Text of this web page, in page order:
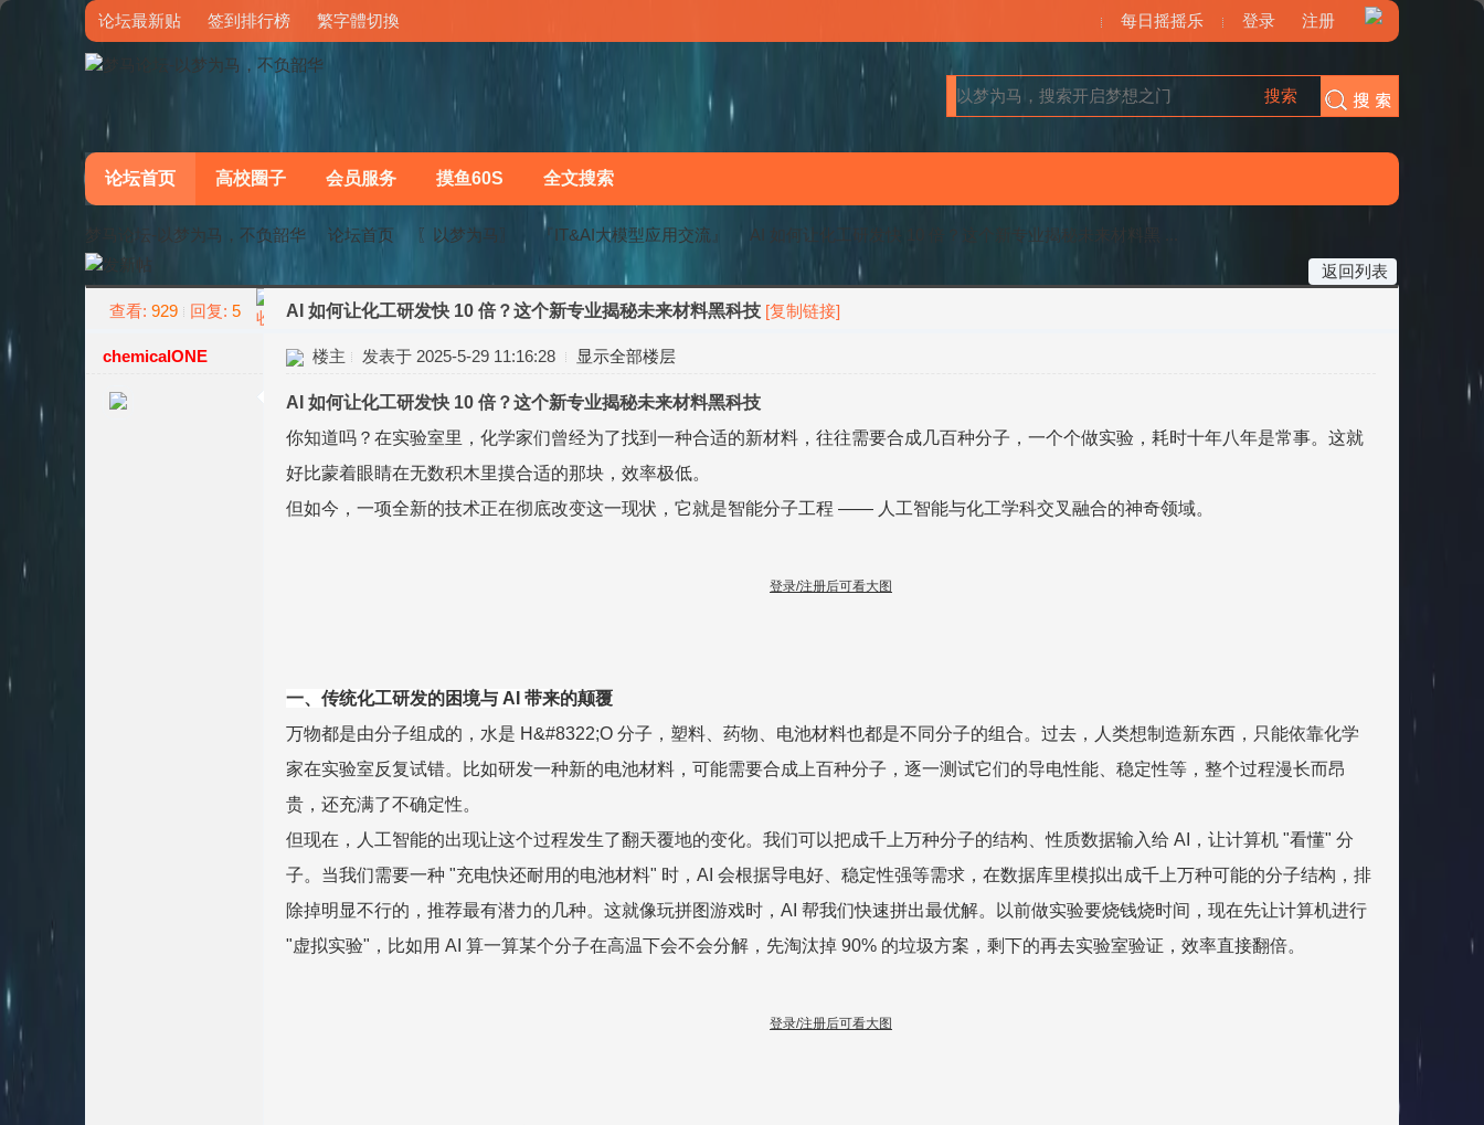
论坛最新贴 签到排行榜 繁字體切換 每日摇摇乐 登录 注册
搜索
论坛首页 高校圈子 会员服务 摸鱼60S 全文搜索
梦马论坛-以梦为马，不负韶华 论坛首页 〖以梦为马〗 『IT&AI大模型应用交流』
AI 如何让化工研发快 10 倍？这个新专业揭秘未来材料黑 ...
返回列表
查看: 929 回复: 5 AI 如何让化工研发快 10 倍？这个新专业揭秘未来材料黑科技 [复制链接]
chemicalONE 楼主 发表于 2025-5-29 11:16:28 显示全部楼层
AI 如何让化工研发快 10 倍？这个新专业揭秘未来材料黑科技
你知道吗？在实验室里，化学家们曾经为了找到一种合适的新材料，往往需要合成几百种分子，一个个做实验，耗时十年八年是常事。这就
好比蒙着眼睛在无数积木里摸合适的那块，效率极低。
但如今，一项全新的技术正在彻底改变这一现状，它就是智能分子工程 —— 人工智能与化工学科交叉融合的神奇领域。
登录/注册后可看大图
一、传统化工研发的困境与 AI 带来的颠覆
万物都是由分子组成的，水是 H&#8322;O 分子，塑料、药物、电池材料也都是不同分子的组合。过去，人类想制造新东西，只能依靠化学
家在实验室反复试错。比如研发一种新的电池材料，可能需要合成上百种分子，逐一测试它们的导电性能、稳定性等，整个过程漫长而昂
贵，还充满了不确定性。
但现在，人工智能的出现让这个过程发生了翻天覆地的变化。我们可以把成千上万种分子的结构、性质数据输入给 AI，让计算机 "看懂" 分
子。当我们需要一种 "充电快还耐用的电池材料" 时，AI 会根据导电好、稳定性强等需求，在数据库里模拟出成千上万种可能的分子结构，排
除掉明显不行的，推荐最有潜力的几种。这就像玩拼图游戏时，AI 帮我们快速拼出最优解。以前做实验要烧钱烧时间，现在先让计算机进行
"虚拟实验"，比如用 AI 算一算某个分子在高温下会不会分解，先淘汰掉 90% 的垃圾方案，剩下的再去实验室验证，效率直接翻倍。
登录/注册后可看大图